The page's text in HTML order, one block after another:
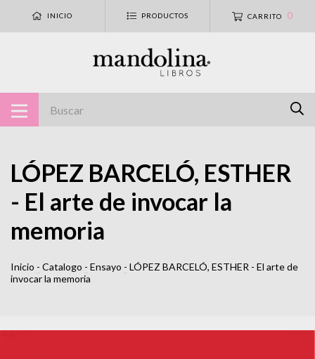
INICIO PRODUCTOS CARRITO 0
LÓPEZ BARCELÓ, ESTHER
- El arte de invocar la
memoria
Inicio - Catalogo - Ensayo - LÓPEZ BARCELÓ, ESTHER - El arte de
invocar la memoria